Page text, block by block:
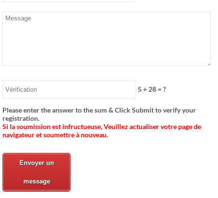
5+ 28= ?
Please enter the answer to the sum & Click Submit to verify your
registration.
Si la soumission est infructueuse, Veuillez actualiser votre page de
navigateur et soumettre à nouveau.
Envoyer un
message